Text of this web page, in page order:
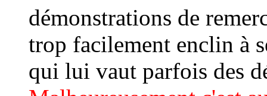
démonstrations de
trop facilement enclin à
qui lui vaut parfois des